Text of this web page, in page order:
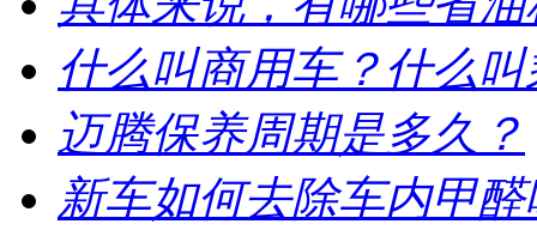
什么叫商用车？什么
迈腾保养周期是多久？
新车如何去除车内甲